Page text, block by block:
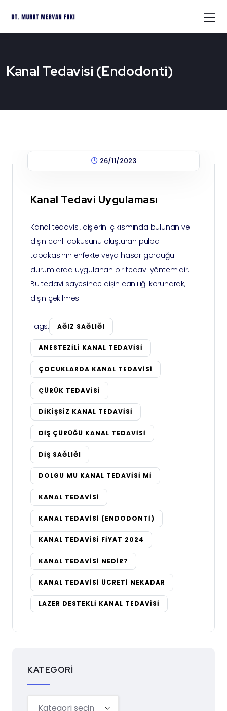
Kanal Tedavisi (Endodonti)
26/11/2023
Kanal Tedavi Uygulaması
Kanal tedavisi, dişlerin iç kısmında bulunan ve
dişin canlı dokusunu oluşturan pulpa
tabakasının enfekte veya hasar gördüğü
durumlarda uygulanan bir tedavi yöntemidir.
Bu tedavi sayesinde dişin canlılığı korunarak,
dişin çekilmesi
Tags: AĞIZ SAĞLIĞI
ANESTEZILI KANAL TEDAVISI
ÇOCUKLARDA KANAL TEDAVISI
ÇÜRÜK TEDAVISI
DIKIŞSIZ KANAL TEDAVISI
DIŞ ÇÜRÜĞÜ KANAL TEDAVISI
DIŞ SAĞLIĞI
DOLGU MU KANAL TEDAVISI MI
KANAL TEDAVISI
KANAL TEDAVISI (ENDODONTI)
KANAL TEDAVISI FIYAT 2024
KANAL TEDAVISI NEDIR?
KANAL TEDAVISI ÜCRETI NEKADAR
LAZER DESTEKLI KANAL TEDAVISI
KATEGORI